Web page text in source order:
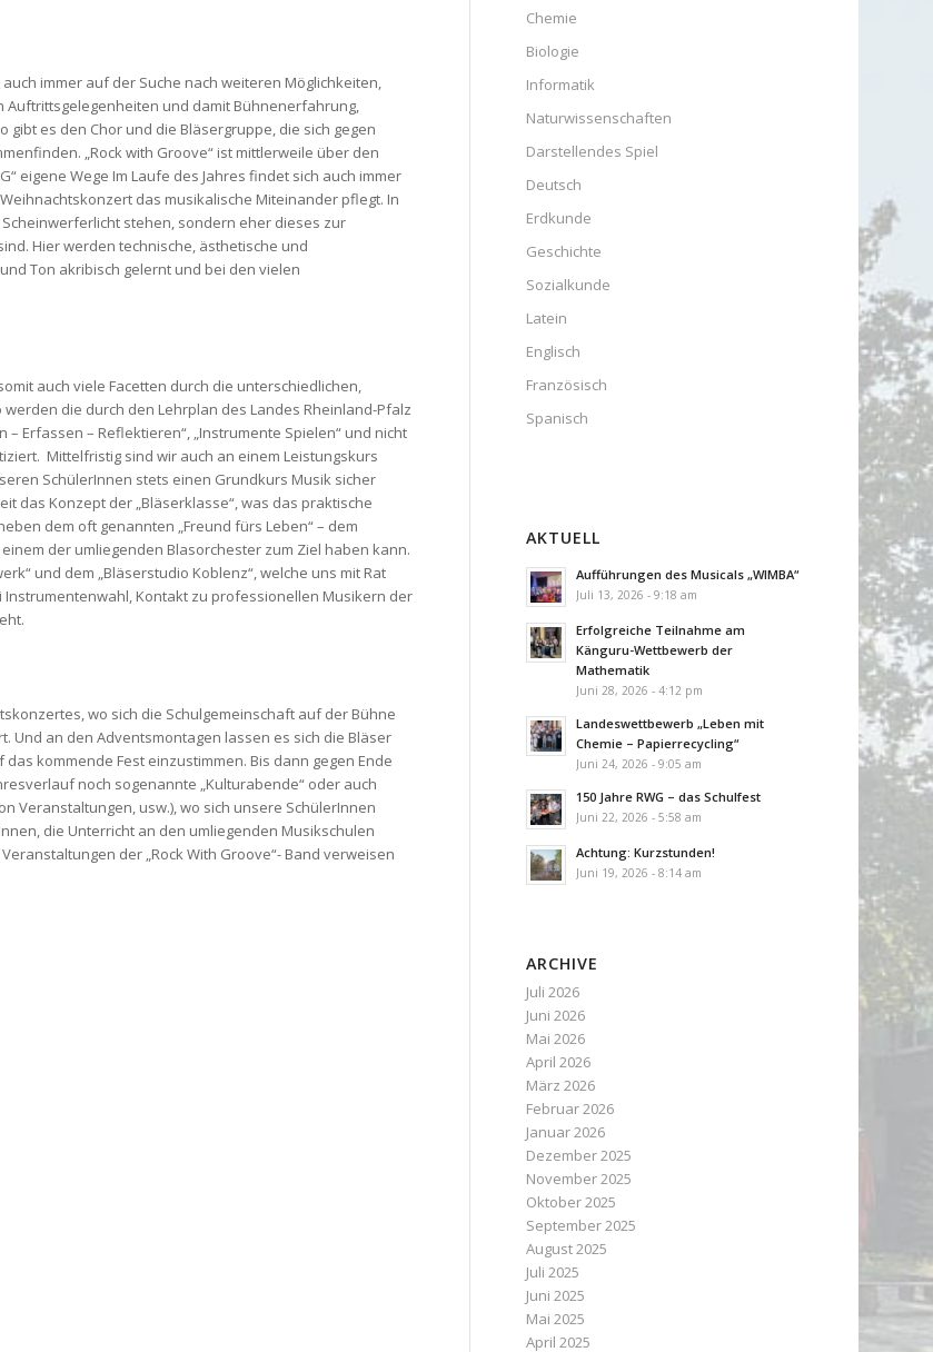
immer auf der Suche nach weiteren Möglichkeiten,
Auftrittsgelegenheiten und damit Bühnenerfahrung,
es den Chor und die Bläsergruppe, die sich gegen
„Rock with Groove“ ist mittlerweile über den
eigene Wege Im Laufe des Jahres findet sich auch immer
das musikalische Miteinander pflegt. In
stehen, sondern eher dieses zur
Hier werden technische, ästhetische und
Ton akribisch gelernt und bei den vielen
auch viele Facetten durch die unterschiedlichen,
die durch den Lehrplan des Landes Rheinland-Pfalz
Erfassen – Reflektieren“, „Instrumente Spielen“ und nicht
Mittelfristig sind wir auch an einem Leistungskurs
SchülerInnen stets einen Grundkurs Musik sicher
das Konzept der „Bläserklasse“, was das praktische
dem oft genannten „Freund fürs Leben“ – dem
der umliegenden Blasorchester zum Ziel haben kann.
und dem „Bläserstudio Koblenz“, welche uns mit Rat
Kontakt zu professionellen Musikern der
wo sich die Schulgemeinschaft auf der Bühne
Und an den Adventsmontagen lassen es sich die Bläser
kommende Fest einzustimmen. Bis dann gegen Ende
noch sogenannte „Kulturabende“ oder auch
Veranstaltungen, usw.), wo sich unsere SchülerInnen
die Unterricht an den umliegenden Musikschulen
der „Rock With Groove“- Band verweisen
Chemie
Biologie
Informatik
Naturwissenschaften
Darstellendes Spiel
Deutsch
Erdkunde
Geschichte
Sozialkunde
Latein
Englisch
Französisch
Spanisch
AKTUELL
Aufführungen des Musicals „WIMBA“
Juli 13, 2026 - 9:18 am
Erfolgreiche Teilnahme am
Känguru-Wettbewerb der
Mathematik
Juni 28, 2026 - 4:12 pm
Landeswettbewerb „Leben mit
Chemie – Papierrecycling“
Juni 24, 2026 - 9:05 am
150 Jahre RWG – das Schulfest
Juni 22, 2026 - 5:58 am
Achtung: Kurzstunden!
Juni 19, 2026 - 8:14 am
ARCHIVE
Juli 2026
Juni 2026
Mai 2026
April 2026
März 2026
Februar 2026
Januar 2026
Dezember 2025
November 2025
Oktober 2025
September 2025
August 2025
Juli 2025
Juni 2025
Mai 2025
April 2025